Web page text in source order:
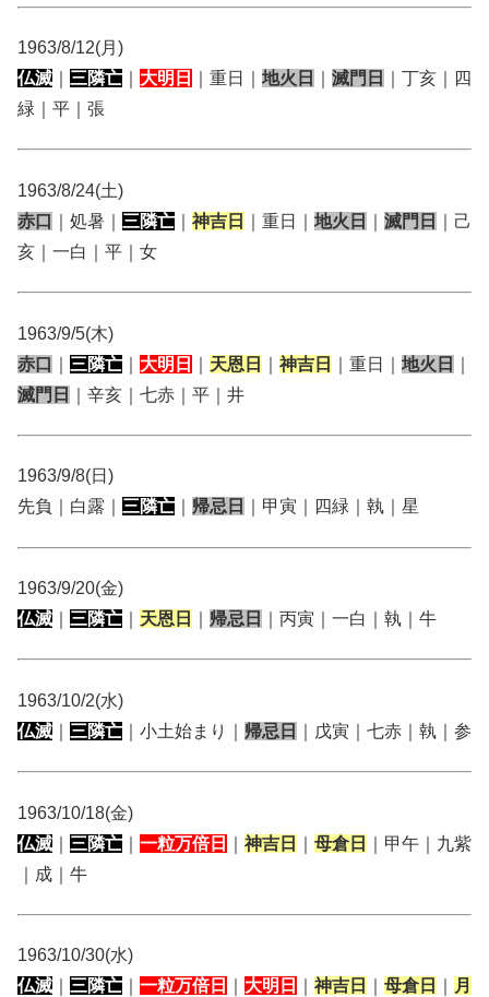
1963/8/12(月)
仏滅
三隣亡 大明日 ｜重日｜ 地火日 滅門日
｜丁亥｜四
緑｜平｜張
1963/8/24(土)
赤口
｜処暑｜ 三隣亡 神吉日 ｜重日｜ 地火日 滅門日
｜己
亥｜一白｜平｜女
1963/9/5(木)
赤口
三隣亡 大明日 天恩日 神吉日 ｜重日｜ 地火日
滅門日
｜辛亥｜七赤｜平｜井
1963/9/8(日)
先負｜白露｜ 三隣亡 帰忌日 ｜甲寅｜四緑｜執｜星
1963/9/20(金)
仏滅
三隣亡 天恩日 帰忌日 ｜丙寅｜一白｜執｜牛
1963/10/2(水)
仏滅
三隣亡 ｜小土始まり｜ 帰忌日 ｜戊寅｜七赤｜執｜参
1963/10/18(金)
仏滅
三隣亡 一粒万倍日 神吉日 母倉日
｜甲午｜九紫
｜成｜牛
1963/10/30(水)
仏滅
三隣亡 一粒万倍日 大明日 神吉日 母倉日
月